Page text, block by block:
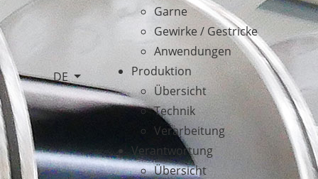
Garne
Gewirke / Gestricke
Anwendungen
Produktion
Übersicht
Technik
Verarbeitung
Verantwortung
Übersicht
Sprache auswählen
DE